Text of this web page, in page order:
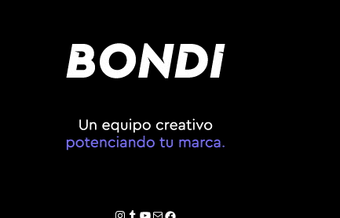
Instagram
Tumblr
YouTube
Correo electrónico
Facebook